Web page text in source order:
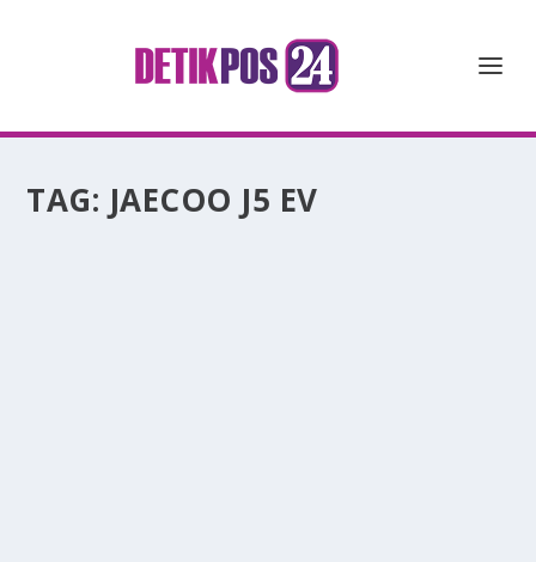
TAG: JAECOO J5 EV